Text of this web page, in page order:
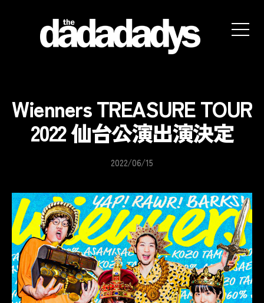
Wienners TREASURE TOUR
2022 仙台公演出演決定
2022/06/15